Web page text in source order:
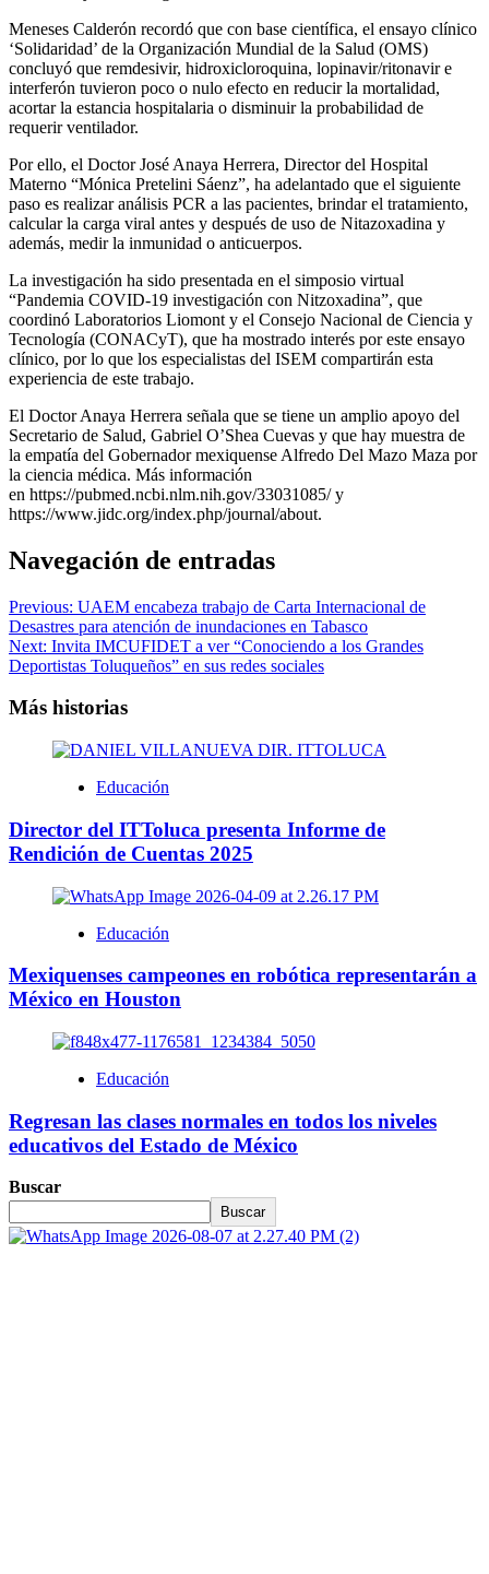
Meneses Calderón recordó que con base científica, el ensayo clínico
‘Solidaridad’ de la Organización Mundial de la Salud (OMS)
concluyó que remdesivir, hidroxicloroquina, lopinavir/ritonavir e
interferón tuvieron poco o nulo efecto en reducir la mortalidad,
acortar la estancia hospitalaria o disminuir la probabilidad de
requerir ventilador.
Por ello, el Doctor José Anaya Herrera, Director del Hospital
Materno “Mónica Pretelini Sáenz”, ha adelantado que el siguiente
paso es realizar análisis PCR a las pacientes, brindar el tratamiento,
calcular la carga viral antes y después de uso de Nitazoxadina y
además, medir la inmunidad o anticuerpos.
La investigación ha sido presentada en el simposio virtual
“Pandemia COVID-19 investigación con Nitzoxadina”, que
coordinó Laboratorios Liomont y el Consejo Nacional de Ciencia y
Tecnología (CONACyT), que ha mostrado interés por este ensayo
clínico, por lo que los especialistas del ISEM compartirán esta
experiencia de este trabajo.
El Doctor Anaya Herrera señala que se tiene un amplio apoyo del
Secretario de Salud, Gabriel O’Shea Cuevas y que hay muestra de
la empatía del Gobernador mexiquense Alfredo Del Mazo Maza por
la ciencia médica. Más información
en https://pubmed.ncbi.nlm.nih.gov/33031085/ y
https://www.jidc.org/index.php/journal/about.
Navegación de entradas
Previous: UAEM encabeza trabajo de Carta Internacional de
Desastres para atención de inundaciones en Tabasco
Next: Invita IMCUFIDET a ver “Conociendo a los Grandes
Deportistas Toluqueños” en sus redes sociales
Más historias
Educación
Director del ITToluca presenta Informe de
Rendición de Cuentas 2025
Educación
Mexiquenses campeones en robótica representarán a
México en Houston
Educación
Regresan las clases normales en todos los niveles
educativos del Estado de México
Buscar
Buscar